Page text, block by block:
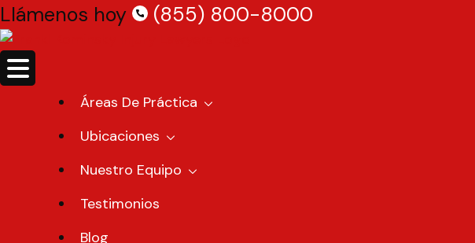
Skip
to
content
Llámenos hoy (855) 800-8000
Áreas De Práctica
Ubicaciones
Nuestro Equipo
Testimonios
Blog